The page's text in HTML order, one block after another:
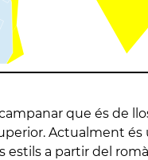
a partir del